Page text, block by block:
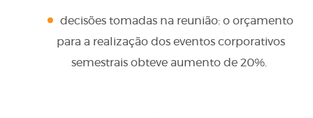
decisões tomadas na reunião: o orçamento
para a realização dos eventos corporativos
semestrais obteve aumento de 20%.